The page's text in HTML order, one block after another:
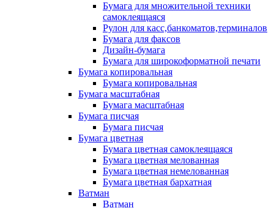
Бумага для множительной техники
самоклеящаяся
Рулон для касс,банкоматов,терминалов
Бумага для факсов
Дизайн-бумага
Бумага для широкоформатной печати
Бумага копировальная
Бумага копировальная
Бумага масштабная
Бумага масштабная
Бумага писчая
Бумага писчая
Бумага цветная
Бумага цветная самоклеящаяся
Бумага цветная мелованная
Бумага цветная немелованная
Бумага цветная бархатная
Ватман
Ватман